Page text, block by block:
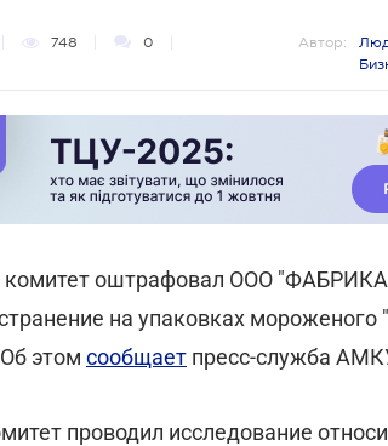
748 0 Автор:
комитет оштрафовал ООО
на упаковках
этом сообщает пресс-служба
проводил исследование